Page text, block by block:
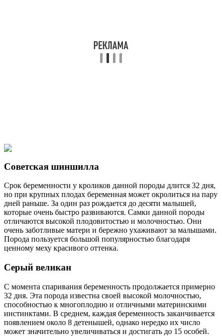
Советская шиншилла
Срок беременности у кроликов данной породы длится 32 дня,
но при крупных плодах беременная может окролиться на пару
дней раньше. За один раз рождается до десяти малышей,
которые очень быстро развиваются. Самки данной породы
отличаются высокой плодовитостью и молочностью. Они
очень заботливые матери и бережно ухаживают за малышами.
Порода пользуется большой популярностью благодаря
ценному меху красивого оттенка.
Серый великан
С момента спаривания беременность продолжается примерно
32 дня. Эта порода известна своей высокой молочностью,
способностью к многоплодию и отличными материнскими
инстинктами. В среднем, каждая беременность заканчивается
появлением около 8 детенышей, однако нередко их число
может значительно увеличиваться и достигать до 15 особей.